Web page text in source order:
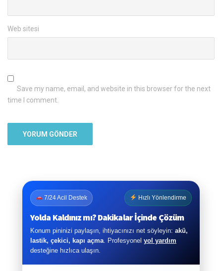
Web sitesi
Save my name, email, and website in this browser for the next
time I comment.
7/24 Acil Destek Hızlı Yönlendirme
Yolda Kaldınız mı? Dakikalar İçinde Çözüm
Konum pininizi paylaşın, ihtiyacınızı net söyleyin: akü,
lastik, çekici, kapı açma . Profesyonel yol yardım
desteğine hızlıca ulaşın.